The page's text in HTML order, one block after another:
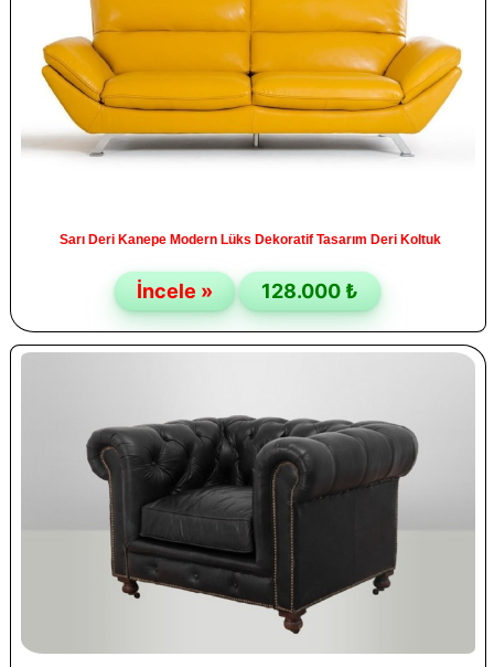
Sarı Deri Kanepe Modern Lüks Dekoratif Tasarım Deri Koltuk
İncele » 128.000 ₺